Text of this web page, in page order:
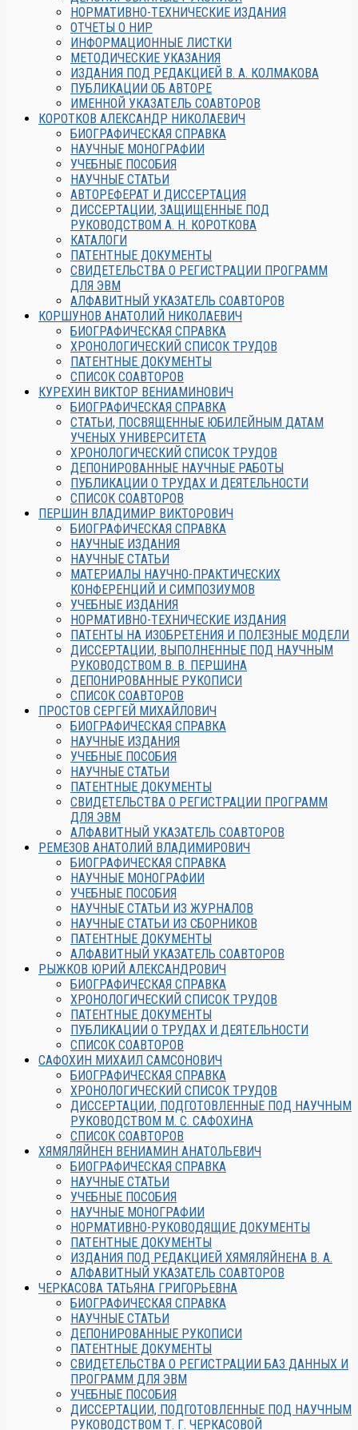
НОРМАТИВНО-ТЕХНИЧЕСКИЕ ИЗДАНИЯ
ОТЧЕТЫ О НИР
ИНФОРМАЦИОННЫЕ ЛИСТКИ
МЕТОДИЧЕСКИЕ УКАЗАНИЯ
ИЗДАНИЯ ПОД РЕДАКЦИЕЙ В. А. КОЛМАКОВА
ПУБЛИКАЦИИ ОБ АВТОРЕ
ИМЕННОЙ УКАЗАТЕЛЬ СОАВТОРОВ
КОРОТКОВ АЛЕКСАНДР НИКОЛАЕВИЧ
БИОГРАФИЧЕСКАЯ СПРАВКА
НАУЧНЫЕ МОНОГРАФИИ
УЧЕБНЫЕ ПОСОБИЯ
НАУЧНЫЕ СТАТЬИ
АВТОРЕФЕРАТ И ДИССЕРТАЦИЯ
ДИССЕРТАЦИИ, ЗАЩИЩЕННЫЕ ПОД
РУКОВОДСТВОМ А. Н. КОРОТКОВА
КАТАЛОГИ
ПАТЕНТНЫЕ ДОКУМЕНТЫ
СВИДЕТЕЛЬСТВА О РЕГИСТРАЦИИ ПРОГРАММ
ДЛЯ ЭВМ
АЛФАВИТНЫЙ УКАЗАТЕЛЬ СОАВТОРОВ
КОРШУНОВ АНАТОЛИЙ НИКОЛАЕВИЧ
БИОГРАФИЧЕСКАЯ СПРАВКА
ХРОНОЛОГИЧЕСКИЙ СПИСОК ТРУДОВ
ПАТЕНТНЫЕ ДОКУМЕНТЫ
СПИСОК СОАВТОРОВ
КУРЕХИН ВИКТОР ВЕНИАМИНОВИЧ
БИОГРАФИЧЕСКАЯ СПРАВКА
СТАТЬИ, ПОСВЯЩЕННЫЕ ЮБИЛЕЙНЫМ ДАТАМ
УЧЕНЫХ УНИВЕРСИТЕТА
ХРОНОЛОГИЧЕСКИЙ СПИСОК ТРУДОВ
ДЕПОНИРОВАННЫЕ НАУЧНЫЕ РАБОТЫ
ПУБЛИКАЦИИ О ТРУДАХ И ДЕЯТЕЛЬНОСТИ
СПИСОК СОАВТОРОВ
ПЕРШИН ВЛАДИМИР ВИКТОРОВИЧ
БИОГРАФИЧЕСКАЯ СПРАВКА
НАУЧНЫЕ ИЗДАНИЯ
НАУЧНЫЕ СТАТЬИ
МАТЕРИАЛЫ НАУЧНО-ПРАКТИЧЕСКИХ
КОНФЕРЕНЦИЙ И СИМПОЗИУМОВ
УЧЕБНЫЕ ИЗДАНИЯ
НОРМАТИВНО-ТЕХНИЧЕСКИЕ ИЗДАНИЯ
ПАТЕНТЫ НА ИЗОБРЕТЕНИЯ И ПОЛЕЗНЫЕ МОДЕЛИ
ДИССЕРТАЦИИ, ВЫПОЛНЕННЫЕ ПОД НАУЧНЫМ
РУКОВОДСТВОМ В. В. ПЕРШИНА
ДЕПОНИРОВАННЫЕ РУКОПИСИ
СПИСОК СОАВТОРОВ
ПРОСТОВ СЕРГЕЙ МИХАЙЛОВИЧ
БИОГРАФИЧЕСКАЯ СПРАВКА
НАУЧНЫЕ ИЗДАНИЯ
УЧЕБНЫЕ ПОСОБИЯ
НАУЧНЫЕ СТАТЬИ
ПАТЕНТНЫЕ ДОКУМЕНТЫ
СВИДЕТЕЛЬСТВА О РЕГИСТРАЦИИ ПРОГРАММ
ДЛЯ ЭВМ
АЛФАВИТНЫЙ УКАЗАТЕЛЬ СОАВТОРОВ
РЕМЕЗОВ АНАТОЛИЙ ВЛАДИМИРОВИЧ
БИОГРАФИЧЕСКАЯ СПРАВКА
НАУЧНЫЕ МОНОГРАФИИ
УЧЕБНЫЕ ПОСОБИЯ
НАУЧНЫЕ СТАТЬИ ИЗ ЖУРНАЛОВ
НАУЧНЫЕ СТАТЬИ ИЗ СБОРНИКОВ
ПАТЕНТНЫЕ ДОКУМЕНТЫ
АЛФАВИТНЫЙ УКАЗАТЕЛЬ СОАВТОРОВ
РЫЖКОВ ЮРИЙ АЛЕКСАНДРОВИЧ
БИОГРАФИЧЕСКАЯ СПРАВКА
ХРОНОЛОГИЧЕСКИЙ СПИСОК ТРУДОВ
ПАТЕНТНЫЕ ДОКУМЕНТЫ
ПУБЛИКАЦИИ О ТРУДАХ И ДЕЯТЕЛЬНОСТИ
СПИСОК СОАВТОРОВ
САФОХИН МИХАИЛ САМСОНОВИЧ
БИОГРАФИЧЕСКАЯ СПРАВКА
ХРОНОЛОГИЧЕСКИЙ СПИСОК ТРУДОВ
ДИССЕРТАЦИИ, ПОДГОТОВЛЕННЫЕ ПОД НАУЧНЫМ
РУКОВОДСТВОМ М. С. САФОХИНА
СПИСОК СОАВТОРОВ
ХЯМЯЛЯЙНЕН ВЕНИАМИН АНАТОЛЬЕВИЧ
БИОГРАФИЧЕСКАЯ СПРАВКА
НАУЧНЫЕ СТАТЬИ
УЧЕБНЫЕ ПОСОБИЯ
НАУЧНЫЕ МОНОГРАФИИ
НОРМАТИВНО-РУКОВОДЯЩИЕ ДОКУМЕНТЫ
ПАТЕНТНЫЕ ДОКУМЕНТЫ
ИЗДАНИЯ ПОД РЕДАКЦИЕЙ ХЯМЯЛЯЙНЕНА В. А.
АЛФАВИТНЫЙ УКАЗАТЕЛЬ СОАВТОРОВ
ЧЕРКАСОВА ТАТЬЯНА ГРИГОРЬЕВНА
БИОГРАФИЧЕСКАЯ СПРАВКА
НАУЧНЫЕ СТАТЬИ
ДЕПОНИРОВАННЫЕ РУКОПИСИ
ПАТЕНТНЫЕ ДОКУМЕНТЫ
СВИДЕТЕЛЬСТВА О РЕГИСТРАЦИИ БАЗ ДАННЫХ И
ПРОГРАММ ДЛЯ ЭВМ
УЧЕБНЫЕ ПОСОБИЯ
ДИССЕРТАЦИИ, ПОДГОТОВЛЕННЫЕ ПОД НАУЧНЫМ
РУКОВОДСТВОМ Т. Г. ЧЕРКАСОВОЙ